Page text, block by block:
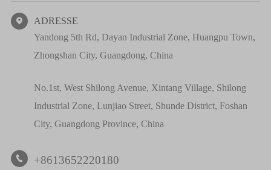

ADRESSE
Yandong 5th Rd, Dayan Industrial Zone, Huangpu Town,
Zhongshan City, Guangdong, China
No.1st, West Shilong Avenue, Xintang Village, Shilong
Industrial Zone, Lunjiao Street, Shunde District, Foshan
City, Guangdong Province, China
 +8613652220180